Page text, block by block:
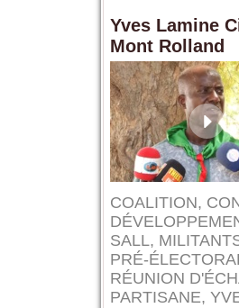
Yves Lamine
Mont Rolland
COALITION,
SALL,
PRÉ-
RÉUNION
PARTISANE,